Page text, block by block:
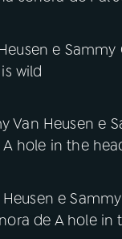
e
wild
Van Heusen e
hole in the
e
de A hole in